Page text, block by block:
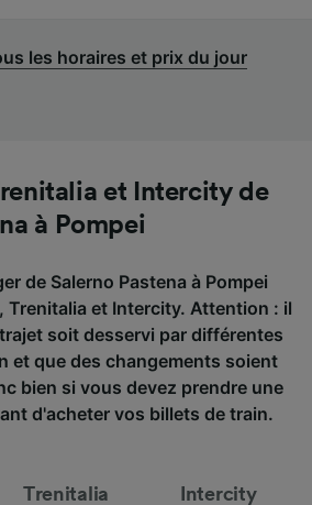
les horaires et prix du jour
et Intercity de
à Pompei
de Salerno Pastena à Pompei
Trenitalia et Intercity. Attention : il
soit desservi par différentes
et que des changements soient
bien si vous devez prendre une
d'acheter vos billets de train.
Trenitalia Intercity